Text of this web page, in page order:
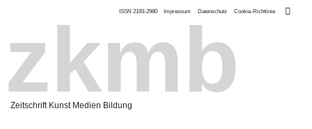
zkmb
Zeitschrift Kunst Medien Bildung
ISSN 2193-2980 Impressum Datenschutz Cookie-Richtlinie